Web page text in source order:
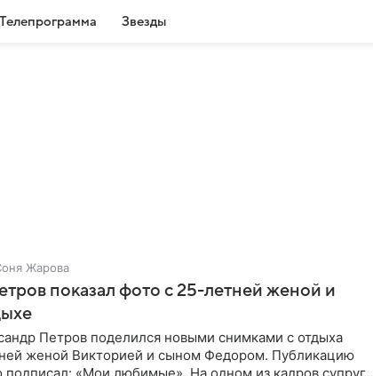
Телепрограмма Звезды
Жарова
показал фото с 25-летней женой и
Петров поделился новыми снимками с отдыха
женой Викторией и сыном Федором. Публикацию